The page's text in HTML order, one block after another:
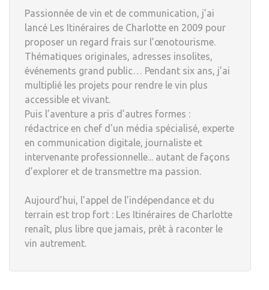
Passionnée de vin et de communication, j’ai
lancé Les Itinéraires de Charlotte en 2009 pour
proposer un regard frais sur l’œnotourisme.
Thématiques originales, adresses insolites,
événements grand public… Pendant six ans, j’ai
multiplié les projets pour rendre le vin plus
accessible et vivant.
Puis l’aventure a pris d’autres formes :
rédactrice en chef d'un média spécialisé, experte
en communication digitale, journaliste et
intervenante professionnelle... autant de façons
d’explorer et de transmettre ma passion.
Aujourd’hui, l’appel de l’indépendance et du
terrain est trop fort : Les Itinéraires de Charlotte
renaît, plus libre que jamais, prêt à raconter le
vin autrement.